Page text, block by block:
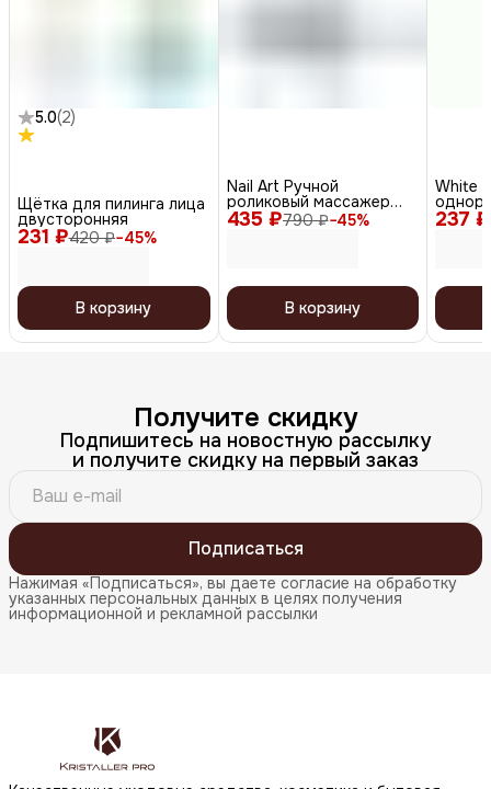
5.0(2)
231 ₽420 ₽−45%
Щётка для пилинга лица
двусторонняя
В корзину
435 ₽790 ₽−45%
Nail Art Ручной
роликовый массажер
для лица и тела / 3D XC-
200, серебристый
В корзину
237 ₽
White
Получите скидку
Подпишитесь на новостную рассылку
и получите скидку на первый заказ
Подписаться
Нажимая «Подписаться», вы даете согласие на обработку
указанных персональных данных в целях получения
информационной и рекламной рассылки